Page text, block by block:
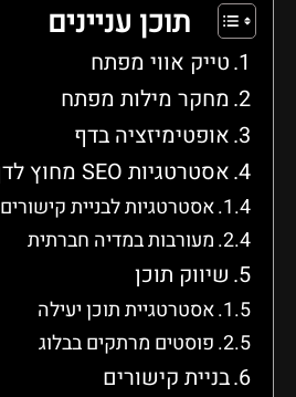
תוכן עניינים
טייק אווי מפתח
מחקר מילות מפתח
אופטימיזציה בדף
אסטרטגיות SEO מחוץ לדף
אסטרטגיות לבניית קישורים
מעורבות במדיה חברתית
שיווק תוכן
אסטרטגיית תוכן יעילה
פוסטים מרתקים בבלוג
בניית קישורים